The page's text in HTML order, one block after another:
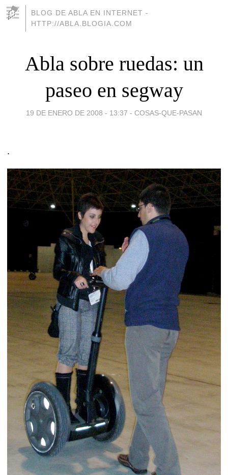
BLOG DE ABLA EN INTERNET -
HTTP://ABLA.BLOGIA.COM
Abla sobre ruedas: un
paseo en segway
19 DE ENERO DE 2008 - 13:37 - COSAS-QUE-PASAN
.